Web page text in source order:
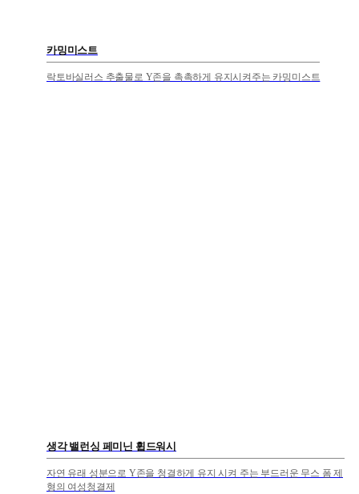
카밍미스트
락토바실러스 추출물로 Y존을 촉촉하게 유지시켜주는 카밍미스트
생각 밸런싱 페미닌 휩드워시
자연 유래 성분으로 Y존을 청결하게 유지 시켜 주는 부드러운 무스 폼 제
형의 여성청결제